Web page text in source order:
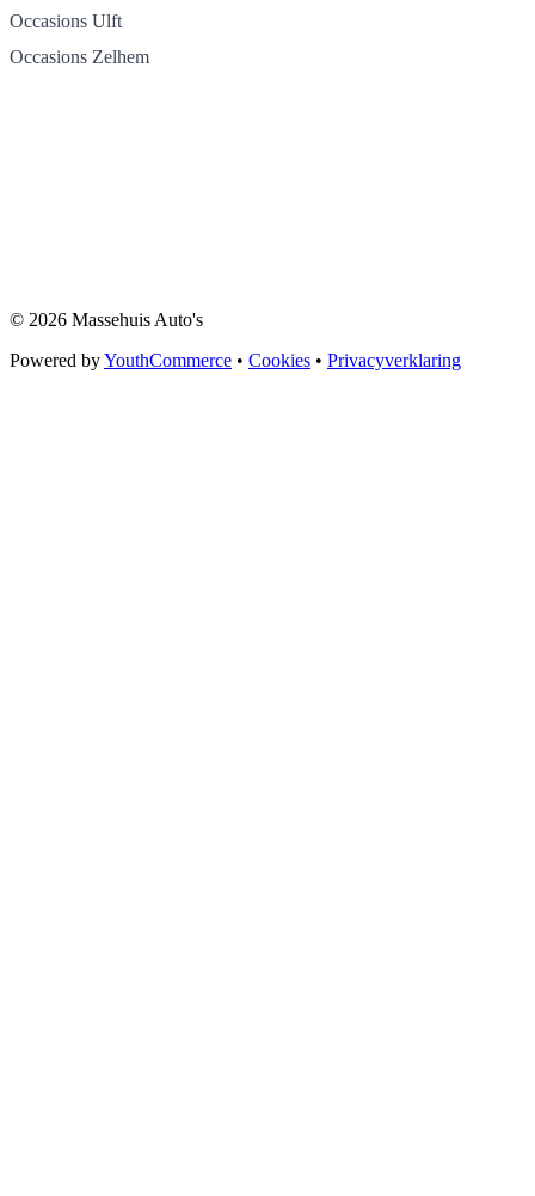
Occasions Ulft
Occasions Zelhem
© 2026 Massehuis Auto's
Powered byYouthCommerce • Cookies • Privacyverklaring